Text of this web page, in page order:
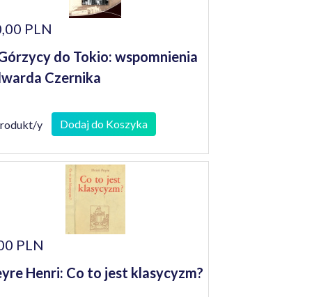
PLN
do Tokio: wspomnienia
Czernika
y Dodaj do Koszyka
PLN
Henri: Co to jest klasycyzm?